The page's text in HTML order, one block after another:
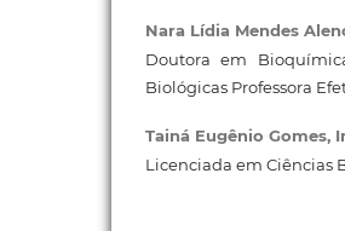
Nara Lídia Mendes
Doutora em
Biológicas Professora
Tainá Eugênio Gomes,
Licenciada em Ciências